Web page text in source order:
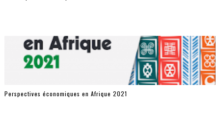
Perspectives économiques en Afrique 2021